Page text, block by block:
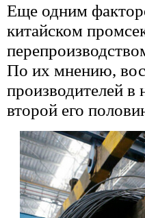
Еще одним
китайском
По их мнению,
производителей
второй его